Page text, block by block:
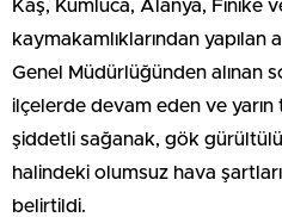
Kaş, Kumluca, Alanya, Finike
kaymakamlıklarından yapılan
Genel Müdürlüğünden alınan
ilçelerde devam eden ve yarın
şiddetli sağanak, gök gürültülü
halindeki olumsuz hava
belirtildi.